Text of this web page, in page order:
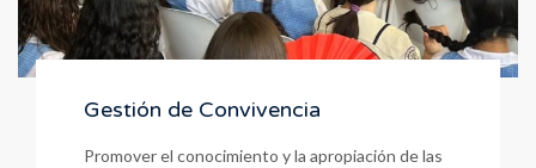
Gestión de Convivencia
Promover el conocimiento y la apropiación de las